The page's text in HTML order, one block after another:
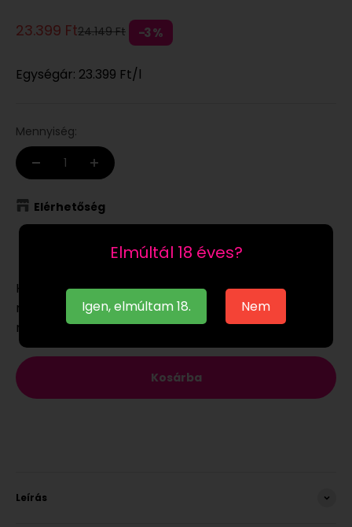
Elmúltál 18 éves?
Igen, elmúltam 18. Nem
Eladási ár
23.399 FtNormál áron
24.149 Ft 3%
Egységár: 23.399 Ft/l
Mennyiség:
Elérhetőség
Ha a raktáronlévő terméket munkanapon 12:00-ig
megrendeled, akár már a következő munkanapon
megkaphatod.
Kosárba
Leírás